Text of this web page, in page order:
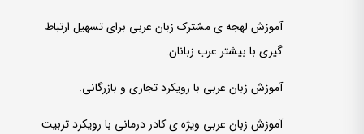
آموزش لهجه ی مشترک زبان عربی برای تسهیل ارتباط
گیری با بیشتر عرب زبانان.
آموزش زبان عربی با رویکرد تجاری و بازرگانی.
آموزش زبان عربی ویژه ی کادر درمانی با رویکرد تربیت